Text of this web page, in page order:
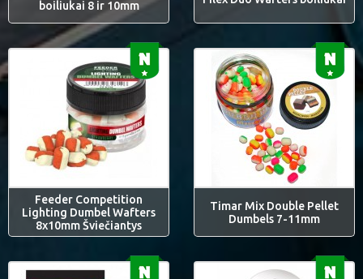
boiliukai 8 ir 10mm
Feeder Competition
Lighting Dumbel Wafters
8x10mm Šviečiantys
Timar Mix Double Pellet
Dumbels 7-11mm